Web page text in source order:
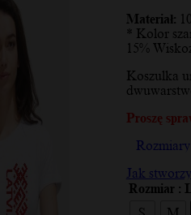
Materiał:
* Kolor
15%
Koszulka
Proszę
Jak
Rozmiar :